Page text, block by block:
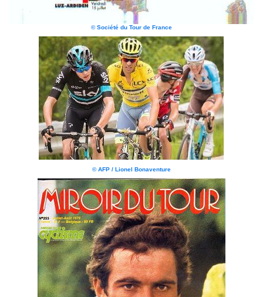
© Société du Tour de France
© AFP / Lionel Bonaventure